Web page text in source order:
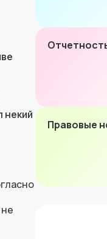
некий
Правовые